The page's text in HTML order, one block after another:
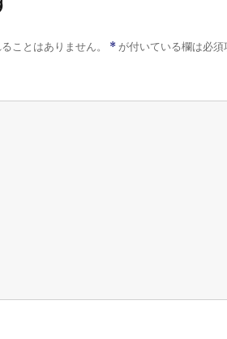
ことはありません。 * が付いている欄は必須